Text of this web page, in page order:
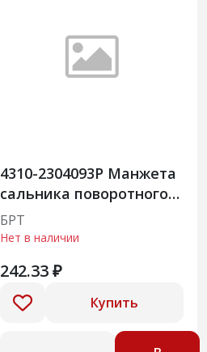
4310-2304093Р Манжета
сальника поворотного
кулака
БРТ
Нет в наличии
242.33 ₽
Купить